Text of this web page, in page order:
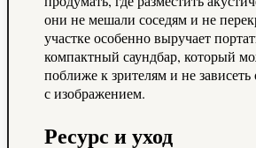
они не мешали соседям и не
участке особенно выручает
компактный саундбар, который
поближе к зрителям и не
с изображением.
Ресурс и уход